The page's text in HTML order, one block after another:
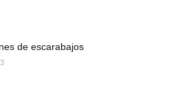
de escarabajos